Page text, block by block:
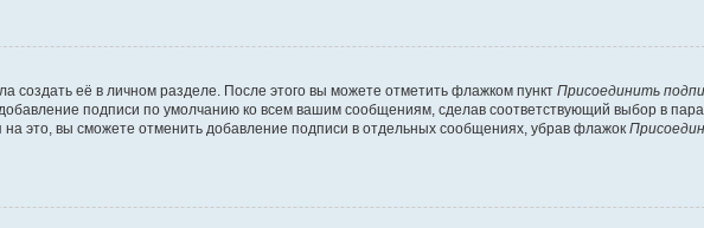
создать её в личном разделе. После этого вы можете отметить флажком пункт Присоединить
подписи по умолчанию ко всем вашим сообщениям, сделав соответствующий выбор в
это, вы сможете отменить добавление подписи в отдельных сообщениях, убрав флажок